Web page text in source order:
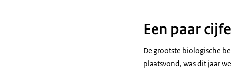
Een paar
De grootste biologische
plaatsvond, was dit jaar